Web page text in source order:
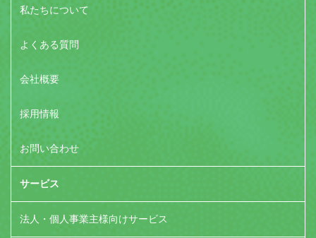
私たちについて
よくある質問
会社概要
採用情報
お問い合わせ
サービス
法人・個人事業主様向けサービス